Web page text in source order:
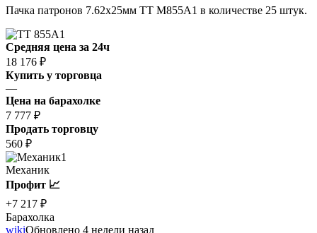
Пачка патронов 7.62x25мм ТТ M855A1 в количестве 25 штук.
Средняя цена за 24ч
18 176 ₽
Купить у торговца
—
Цена на барахолке
7 777 ₽
Продать торговцу
560 ₽
1
Механик
Профит 📈
+7 217 ₽
Барахолка
wikiОбновлено 4 недели назад